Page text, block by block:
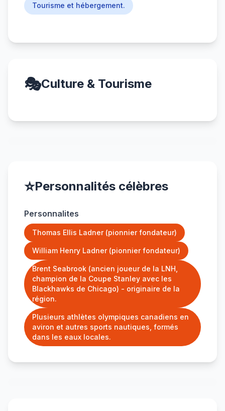
Tourisme et hébergement.
🎭Culture & Tourisme
⭐Personnalités célèbres
Personnalites
Thomas Ellis Ladner (pionnier fondateur)
William Henry Ladner (pionnier fondateur)
Brent Seabrook (ancien joueur de la LNH,
champion de la Coupe Stanley avec les
Blackhawks de Chicago) - originaire de la
région.
Plusieurs athlètes olympiques canadiens en
aviron et autres sports nautiques, formés
dans les eaux locales.